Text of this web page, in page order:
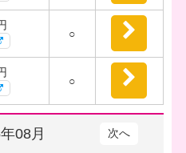
○
○
08月 次へ